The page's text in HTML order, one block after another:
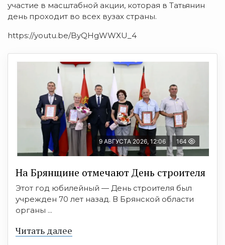
участие в масштабной акции, которая в Татьянин
день проходит во всех вузах страны.
https://youtu.be/ByQHgWWXU_4
9 АВГУСТА 2026, 12:06 164
На Брянщине отмечают День строителя
Этот год юбилейный — День строителя был
учрежден 70 лет назад. В Брянской области
органы ...
Читать далее